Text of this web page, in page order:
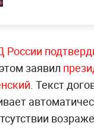
заявил
. Текст